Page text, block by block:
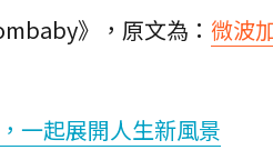
》，原文為： 微波
一起展開人生新風景